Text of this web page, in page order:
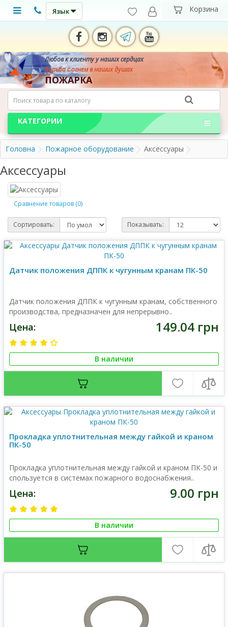
Язык
Любов к клиенту у наших сердцах
борьба с огнем в наших душах
ПОЖАРКА
КАТЕГОРИИ
Головна Пожарное оборудование Аксессуары
Аксессуары
Сравнение товаров (0)
Сортировать: Показывать:
Датчик положения ДППК к чугунным кранам ПК-50
Датчик положения ДППК к чугунным кранам, собственного
производства, предназначен для непрерывно..
Цена: 149.04 грн
В наличии
Прокладка уплотнительная между гайкой и краном
ПК-50
Прокладка уплотнительная между гайкой и краном ПК-50 и
спользуется в системах пожарного водоснабжения..
Цена: 9.00 грн
В наличии